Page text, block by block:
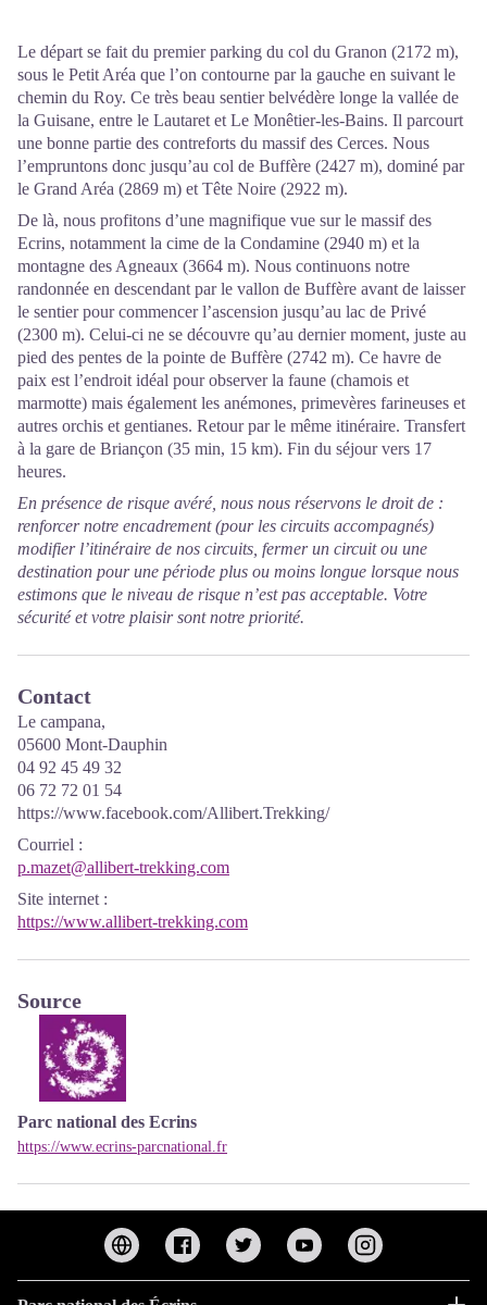
Le départ se fait du premier parking du col du Granon (2172 m),
sous le Petit Aréa que l’on contourne par la gauche en suivant le
chemin du Roy. Ce très beau sentier belvédère longe la vallée de
la Guisane, entre le Lautaret et Le Monêtier-les-Bains. Il parcourt
une bonne partie des contreforts du massif des Cerces. Nous
l’empruntons donc jusqu’au col de Buffère (2427 m), dominé par
le Grand Aréa (2869 m) et Tête Noire (2922 m).
De là, nous profitons d’une magnifique vue sur le massif des
Ecrins, notamment la cime de la Condamine (2940 m) et la
montagne des Agneaux (3664 m). Nous continuons notre
randonnée en descendant par le vallon de Buffère avant de laisser
le sentier pour commencer l’ascension jusqu’au lac de Privé
(2300 m). Celui-ci ne se découvre qu’au dernier moment, juste au
pied des pentes de la pointe de Buffère (2742 m). Ce havre de
paix est l’endroit idéal pour observer la faune (chamois et
marmotte) mais également les anémones, primevères farineuses et
autres orchis et gentianes. Retour par le même itinéraire. Transfert
à la gare de Briançon (35 min, 15 km). Fin du séjour vers 17
heures.
En présence de risque avéré, nous nous réservons le droit de :
renforcer notre encadrement (pour les circuits accompagnés)
modifier l’itinéraire de nos circuits, fermer un circuit ou une
destination pour une période plus ou moins longue lorsque nous
estimons que le niveau de risque n’est pas acceptable. Votre
sécurité et votre plaisir sont notre priorité.
Contact
Le campana,
05600 Mont-Dauphin
04 92 45 49 32
06 72 72 01 54
https://www.facebook.com/Allibert.Trekking/
Courriel :
p.mazet@allibert-trekking.com
Site internet :
https://www.allibert-trekking.com
Source
Parc national des Ecrins
https://www.ecrins-parcnational.fr